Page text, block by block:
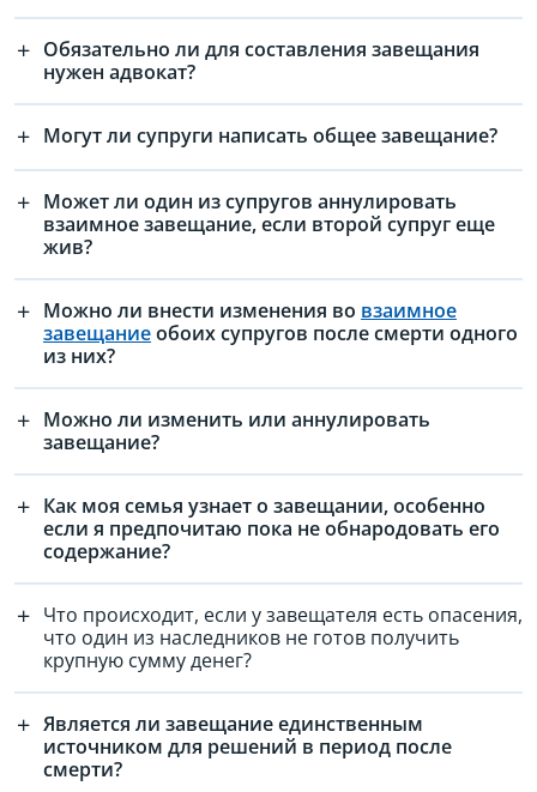
Обязательно ли для составления завещания
нужен адвокат?
Могут ли супруги написать общее завещание?
Может ли один из супругов аннулировать
взаимное завещание, если второй супруг еще
жив?
Можно ли внести изменения во взаимное
завещаниеобоих супругов после смерти одного
из них?
Можно ли изменить или аннулировать
завещание?
Как моя семья узнает о завещании, особенно
если я предпочитаю пока не обнародовать его
содержание?
Что происходит, если у завещателя есть опасения,
что один из наследников не готов получить
крупную сумму денег?
Является ли завещание единственным
источником для решений в период после
смерти?